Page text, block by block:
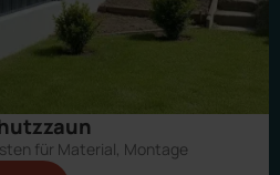
für Material, Montage